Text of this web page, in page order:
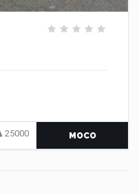
25000 MOCO